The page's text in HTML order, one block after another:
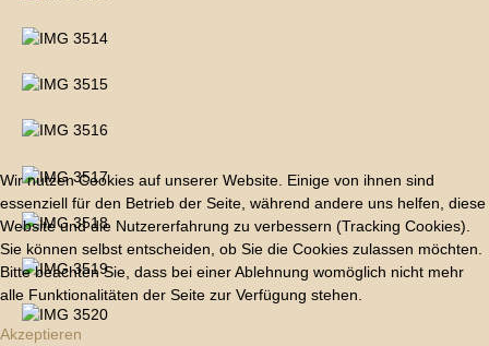
Wir nutzen Cookies auf unserer Website. Einige von ihnen sind
essenziell für den Betrieb der Seite, während andere uns helfen, diese
Website und die Nutzererfahrung zu verbessern (Tracking Cookies).
Sie können selbst entscheiden, ob Sie die Cookies zulassen möchten.
Bitte beachten Sie, dass bei einer Ablehnung womöglich nicht mehr
alle Funktionalitäten der Seite zur Verfügung stehen.
Akzeptieren